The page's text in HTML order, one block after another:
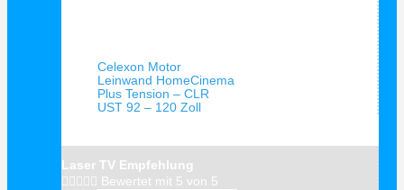
Celexon Motor
Leinwand HomeCinema
Plus Tension – CLR
UST 92 – 120 Zoll
Laser TV Empfehlung
     Bewertet mit 5 von 5